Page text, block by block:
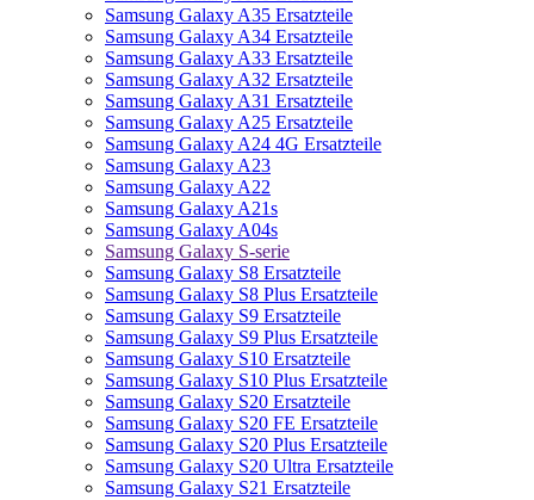
Samsung Galaxy A35 Ersatzteile
Samsung Galaxy A34 Ersatzteile
Samsung Galaxy A33 Ersatzteile
Samsung Galaxy A32 Ersatzteile
Samsung Galaxy A31 Ersatzteile
Samsung Galaxy A25 Ersatzteile
Samsung Galaxy A24 4G Ersatzteile
Samsung Galaxy A23
Samsung Galaxy A22
Samsung Galaxy A21s
Samsung Galaxy A04s
Samsung Galaxy S-serie
Samsung Galaxy S8 Ersatzteile
Samsung Galaxy S8 Plus Ersatzteile
Samsung Galaxy S9 Ersatzteile
Samsung Galaxy S9 Plus Ersatzteile
Samsung Galaxy S10 Ersatzteile
Samsung Galaxy S10 Plus Ersatzteile
Samsung Galaxy S20 Ersatzteile
Samsung Galaxy S20 FE Ersatzteile
Samsung Galaxy S20 Plus Ersatzteile
Samsung Galaxy S20 Ultra Ersatzteile
Samsung Galaxy S21 Ersatzteile